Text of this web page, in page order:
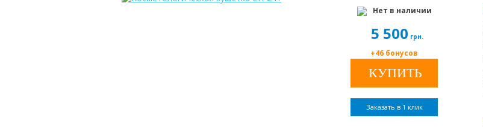
Нет в наличии
5 500 грн.
+46 бонусов
Заказать в 1 клик